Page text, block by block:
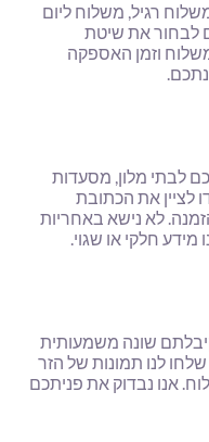
רגיל, משלוח ליום
לבחור את שיטת
וזמן האספקה
לבתי מלון, מסעדות
לציין את הכתובת
לא נישא באחריות
חלקי או שגוי.
שונה משמעותית
לנו תמונות של הזר
המשלוח. אנו נבדוק את פניתכם